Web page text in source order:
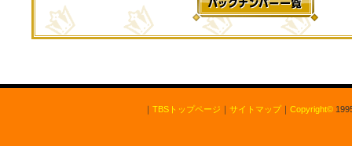
｜ TBSトップページ ｜ サイトマップ｜ Copyright©